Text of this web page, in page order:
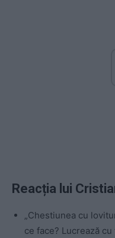
Reacția lui
„Chestiunea cu
ce face? Lucrează